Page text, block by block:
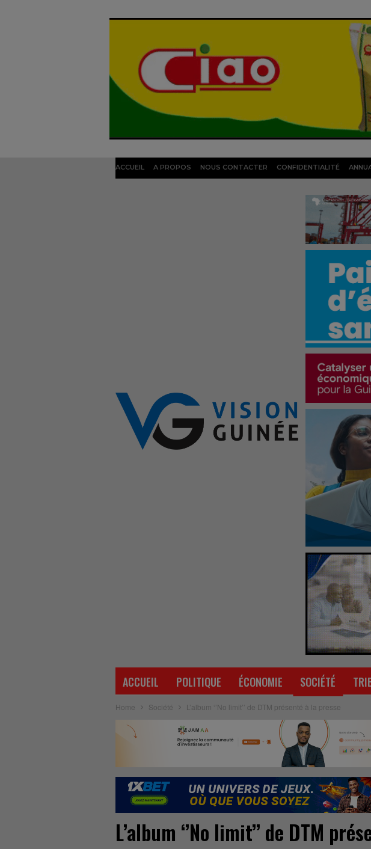
ACCUEIL A PROPOS NOUS CONTACTER CONFIDENTIALITÉ
ACCUEIL POLITIQUE ÉCONOMIE SOCIÉTÉ
Home Société L’album ‘’No limit’’ de DTM présenté à la presse
L’album ‘’No limit’’ de DTM